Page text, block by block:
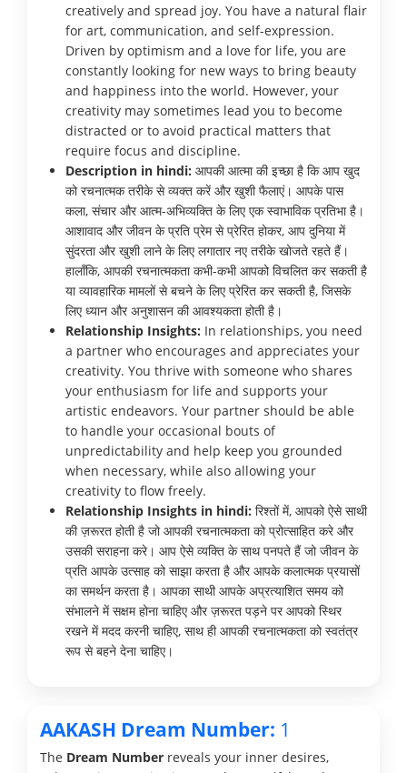
creatively and spread joy. You have a natural flair
for art, communication, and self-expression.
Driven by optimism and a love for life, you are
constantly looking for new ways to bring beauty
and happiness into the world. However, your
creativity may sometimes lead you to become
distracted or to avoid practical matters that
require focus and discipline.
Description in hindi: आपकी आत्मा की इच्छा है कि आप खुद
को रचनात्मक तरीके से व्यक्त करें और खुशी फैलाएं। आपके पास
कला, संचार और आत्म-अभिव्यक्ति के लिए एक स्वाभाविक प्रतिभा है।
आशावाद और जीवन के प्रति प्रेम से प्रेरित होकर, आप दुनिया में
सुंदरता और खुशी लाने के लिए लगातार नए तरीके खोजते रहते हैं।
हालाँकि, आपकी रचनात्मकता कभी-कभी आपको विचलित कर सकती है
या व्यावहारिक मामलों से बचने के लिए प्रेरित कर सकती है, जिसके
लिए ध्यान और अनुशासन की आवश्यकता होती है।
Relationship Insights: In relationships, you need
a partner who encourages and appreciates your
creativity. You thrive with someone who shares
your enthusiasm for life and supports your
artistic endeavors. Your partner should be able
to handle your occasional bouts of
unpredictability and help keep you grounded
when necessary, while also allowing your
creativity to flow freely.
Relationship Insights in hindi: रिश्तों में, आपको ऐसे साथी
की ज़रूरत होती है जो आपकी रचनात्मकता को प्रोत्साहित करे और
उसकी सराहना करे। आप ऐसे व्यक्ति के साथ पनपते हैं जो जीवन के
प्रति आपके उत्साह को साझा करता है और आपके कलात्मक प्रयासों
का समर्थन करता है। आपका साथी आपके अप्रत्याशित समय को
संभालने में सक्षम होना चाहिए और ज़रूरत पड़ने पर आपको स्थिर
रखने में मदद करनी चाहिए, साथ ही आपकी रचनात्मकता को स्वतंत्र
रूप से बहने देना चाहिए।
AAKASH Dream Number: 1
The Dream Number reveals your inner desires,